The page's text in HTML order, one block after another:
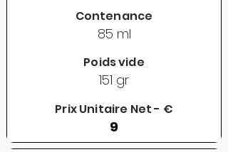
Contenance
85 ml
Poids vide
151 gr
Prix Unitaire Net - €
9